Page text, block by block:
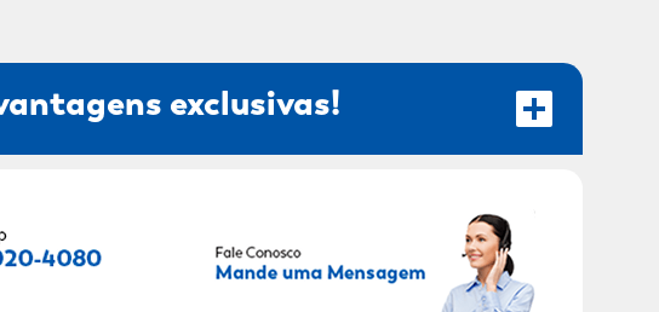
exclusivas!
RECEBER OFERTAS EXCLUSIVAS!